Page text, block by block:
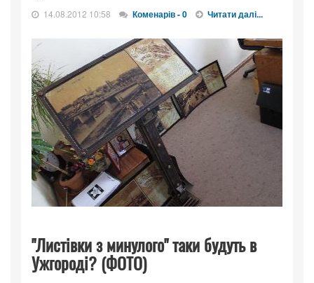
14.08.2012 10:58 Коменарів - 0 Читати далі...
"Листівки з минулого" таки будуть в
Ужгороді? (ФОТО)